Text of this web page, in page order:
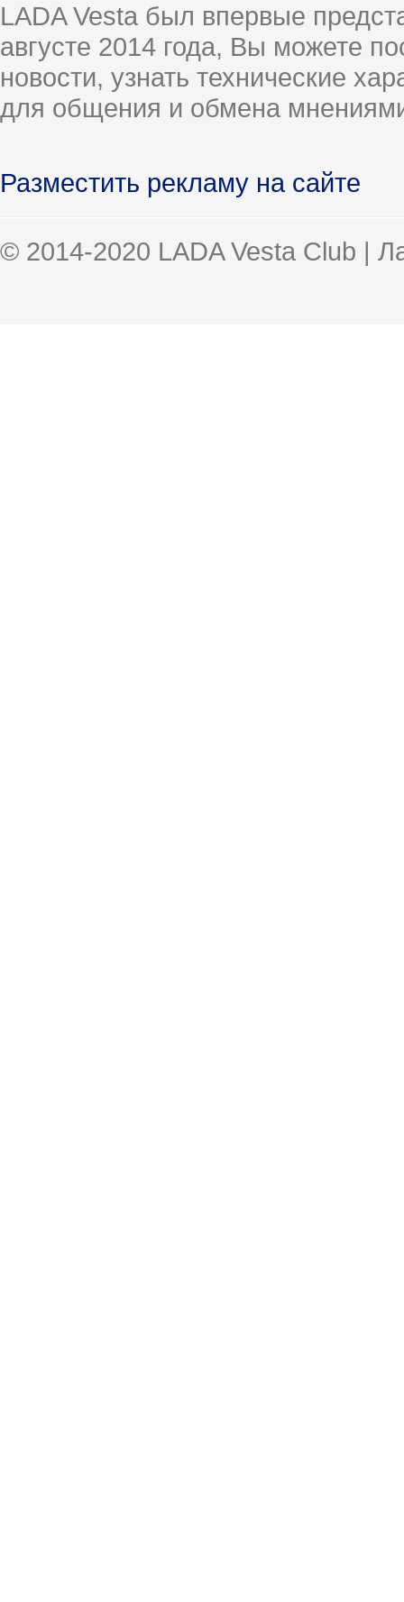
LADA Vesta был впервые
августе 2014 года, Вы можете
новости, узнать технические
для общения и обмена
Разместить рекламу на сайте
© 2014-2020 LADA Vesta Club |